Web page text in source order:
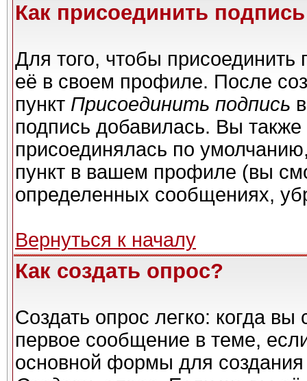
Как присоединить
Для того, чтобы
её в своем профиле. После
пункт Присоединить подпись
подпись добавилась. Вы
присоединялась по
пункт в вашем профиле (вы
определенных сообщениях,
Вернуться к началу
Как создать опрос?
Создать опрос легко: когда вы
первое сообщение в теме,
основной формы для